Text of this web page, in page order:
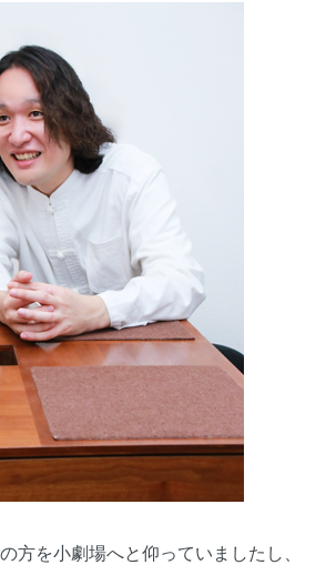
を小劇場へと仰っていましたし、